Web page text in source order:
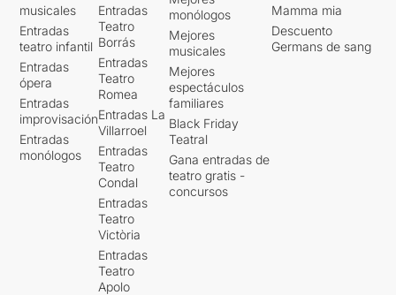
musicales
Entradas
teatro infantil
Entradas
ópera
Entradas
improvisación
Entradas
monólogos
Entradas
Teatro
Borrás
Entradas
Teatro
Romea
Entradas La
Villarroel
Entradas
Teatro
Condal
Entradas
Teatro
Victòria
Entradas
Teatro
Apolo
monólogos
Mejores
musicales
Mejores
espectáculos
familiares
Black Friday
Teatral
Gana entradas de
teatro gratis -
concursos
Mamma mia
Descuento
Germans de sang